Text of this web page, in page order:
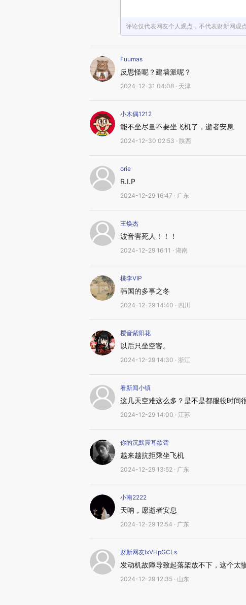
评论仅代表网友个人观点，不代表财新网观
Fuumas
反思怪呢？建墙派呢？
2024-12-31 04:08 · 天津
小木偶1212
能不坐尽量不要坐飞机了，逝者安息
2024-12-30 02:53 · 陕西
orie
R.I.P
2024-12-29 16:47 · 广东
王焕杰
波音害死人！！！
2024-12-29 16:11 · 湖南
桃李VIP
韩国的多事之冬
2024-12-29 14:40 · 四川
樱音紫阳花
以后只坐空客。
2024-12-29 14:30 · 浙江
看新闻小镇
这几天空难这么多？是不是都服役时间
2024-12-29 14:00 · 江苏
你的沉默震耳欲聋
越来越抗拒乘坐飞机
2024-12-29 13:52 · 广东
小南2222
天呐，愿逝者安息
2024-12-29 12:54 · 广东
财新网友lxVHpGCLs
发动机故障导致起落架放不下，这个太
2024-12-29 12:35 · 山东